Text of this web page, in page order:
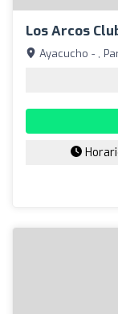
Los Arcos
Ayacucho - ,